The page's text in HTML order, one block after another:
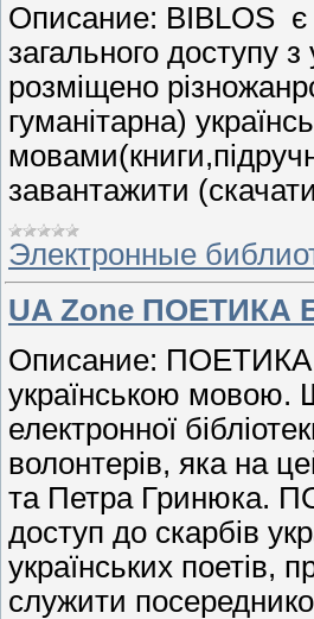
Описание: BIBLOS є
загального доступу з
розміщено
гуманітарна)
мовами(книги,
завантажити
Электронные
UA Zone ПОЕТИКА
Описание: ПОЕТИКА —
українською мовою.
електронної
волонтерів, яка на
та Петра Гринюка.
доступ до скарбів
українських поетів,
служити